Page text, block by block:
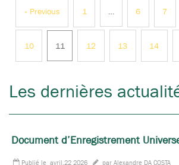
« Previous 1 6 7
10 11 12 13 14
Les dernières
Document d’Enregistrement
Publié le avril,22 2026 par Alexandre DA COSTA